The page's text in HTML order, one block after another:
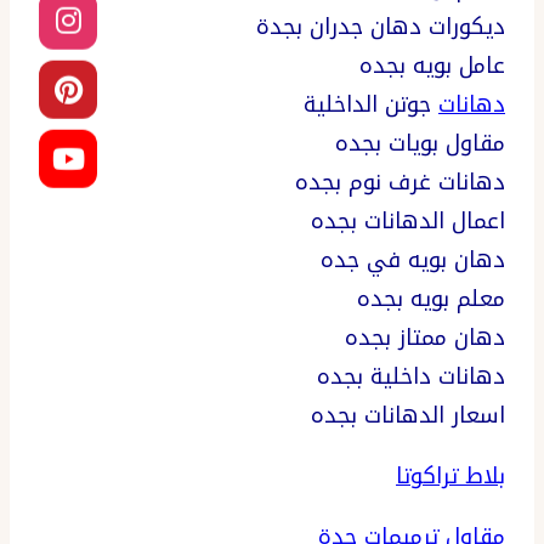
ديكورات دهان جدران بجدة
عامل بويه بجده
دهانات جوتن الداخلية
مقاول بويات بجده
دهانات غرف نوم بجده
اعمال الدهانات بجده
دهان بويه في جده
معلم بويه بجده
دهان ممتاز بجده
دهانات داخلية بجده
اسعار الدهانات بجده
بلاط تراكوتا